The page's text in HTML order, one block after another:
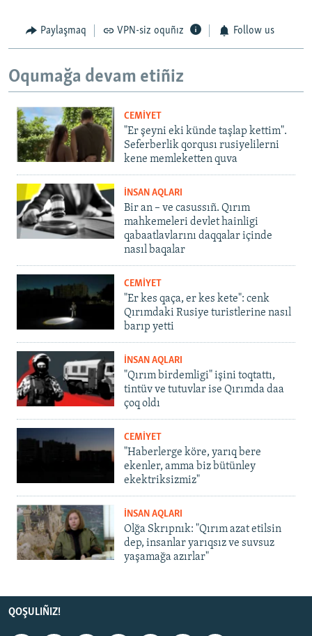
Paylaşmaq VPN-siz oquñız Follow us
Oqumağa devam etiñiz
CEMİYET
"Er şeyni eki künde taşlap kettim".
Seferberlik qorqusı rusiyelilerni
kene memleketten quva
İNSAN AQLARI
Bir an – ve casussıñ. Qırım
mahkemeleri devlet hainligi
qabaatlavlarını daqqalar içinde
nasıl baqalar
CEMİYET
"Er kes qaça, er kes kete": cenk
Qırımdaki Rusiye turistlerine nasıl
barıp yetti
İNSAN AQLARI
"Qırım birdemligi" işini toqtattı,
tintüv ve tutuvlar ise Qırımda daa
çoq oldı
CEMİYET
"Haberlerge köre, yarıq bere
ekenler, amma biz bütünley
ekektriksizmiz"
İNSAN AQLARI
Olğa Skrıpnık: "Qırım azat etilsin
dep, insanlar yarıqsız ve suvsuz
yaşamağa azırlar"
QOŞULIÑIZ!